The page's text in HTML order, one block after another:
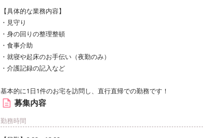
【具体的な業務内容】
・見守り
・身の回りの整理整頓
・食事介助
・就寝や起床のお手伝い（夜勤のみ）
・介護記録の記入など
基本的に1日1件のお宅を訪問し、直行直帰での勤務です！
募集内容
勤務時間